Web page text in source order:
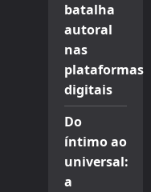
batalha
autoral
nas
plataformas
digitais
Do
íntimo ao
universal:
a